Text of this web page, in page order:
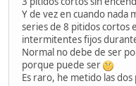
Y de vez en cuando nada
series de 8 pitidos cortos
intermitentes fijos
Normal no debe de ser
porque puede ser
Es raro, he metido las